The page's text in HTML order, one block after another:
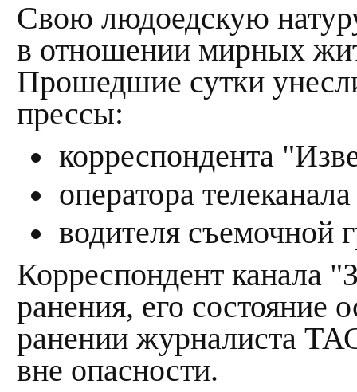
Свою людоедскую
в отношении мирных
Прошедшие сутки
прессы:
корреспондента
оператора
водителя съемочной
Корреспондент канала
ранения, его состояние
ранении журналиста
вне опасности.